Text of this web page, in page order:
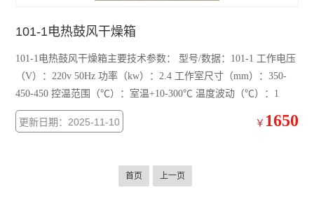
101-1电热鼓风干燥箱
101-1电热鼓风干燥箱主要技术参数： 型号/数据：101-1 工作电压
（V）：220v 50Hz 功率（kw）：2.4 工作室尺寸（mm）：350-
450-450 控温范围（℃）：室温+10-300℃ 温度波动（℃）：1
更新日期：2025-11-10 ￥ 1650
首页 上一页